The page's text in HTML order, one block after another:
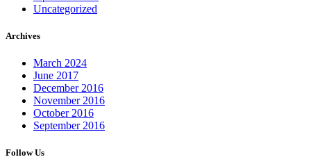
Uncategorized
Archives
March 2024
June 2017
December 2016
November 2016
October 2016
September 2016
Follow Us